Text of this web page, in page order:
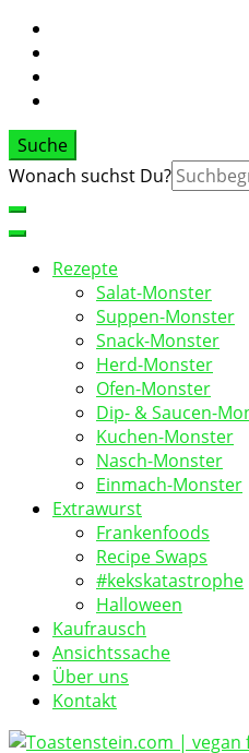
Suche
Suche
Wonach suchst Du?
Rezepte
Salat-Monster
Suppen-Monster
Snack-Monster
Herd-Monster
Ofen-Monster
Dip- & Saucen-
Kuchen-Monster
Nasch-Monster
Einmach-Monster
Extrawurst
Frankenfoods
Recipe Swaps
#kekskatastrophe
Halloween
Kaufrausch
Ansichtssache
Über uns
Kontakt